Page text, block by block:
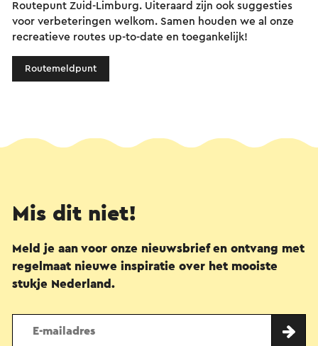
Routepunt Zuid-Limburg. Uiteraard zijn ook suggesties
voor verbeteringen welkom. Samen houden we al onze
recreatieve routes up-to-date en toegankelijk!
Routemeldpunt
Mis dit niet!
Meld je aan voor onze nieuwsbrief en ontvang met
regelmaat nieuwe inspiratie over het mooiste
stukje Nederland.